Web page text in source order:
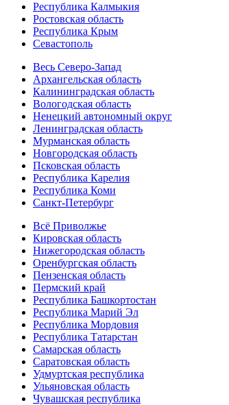
Республика Калмыкия
Ростовская область
Республика Крым
Севастополь
Весь Северо-Запад
Архангельская область
Калининградская область
Вологодская область
Ненецкий автономный округ
Ленинградская область
Мурманская область
Новгородская область
Псковская область
Республика Карелия
Республика Коми
Санкт-Петербург
Всё Приволжье
Кировская область
Нижегородская область
Оренбургская область
Пензенская область
Пермский край
Республика Башкортостан
Республика Марий Эл
Республика Мордовия
Республика Татарстан
Самарская область
Саратовская область
Удмуртская республика
Ульяновская область
Чувашская республика